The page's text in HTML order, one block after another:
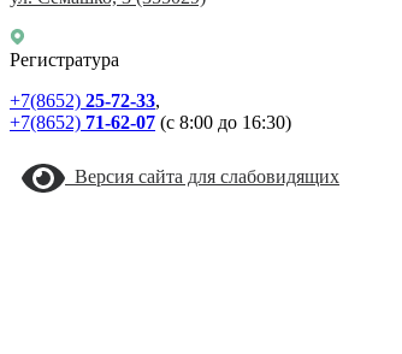
Регистратура
+7(8652) 25-72-33,
+7(8652) 71-62-07 (с 8:00 до 16:30)
Версия сайта для слабовидящих